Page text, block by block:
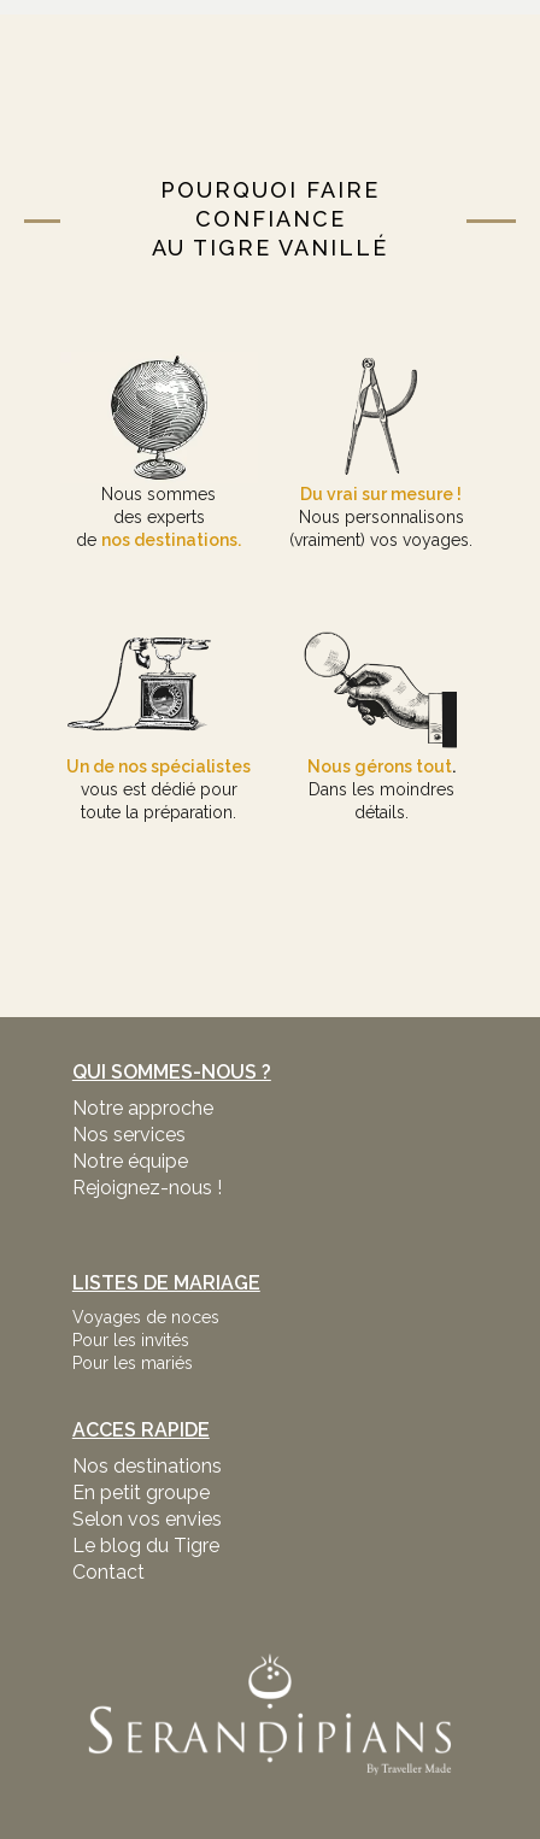
POURQUOI FAIRE
CONFIANCE
AU TIGRE VANILLÉ
Nous sommes
des experts
de nos destinations.
Du vrai sur mesure !
Nous personnalisons
(vraiment) vos voyages.
Un de nos spécialistes
vous est dédié pour
toute la préparation.
Nous gérons tout.
Dans les moindres
détails.
QUI SOMMES-NOUS ?
Notre approche
Nos services
Notre équipe
Rejoignez-nous !
LISTES DE MARIAGE
Voyages de noces
Pour les invités
Pour les mariés
ACCES RAPIDE
Nos destinations
En petit groupe
Selon vos envies
Le blog du Tigre
Contact